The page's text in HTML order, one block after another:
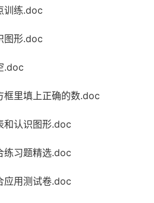
训练.doc
图形.doc
.doc
框里填上正确的数.doc
和认识图形.doc
练习题精选.doc
应用测试卷.doc